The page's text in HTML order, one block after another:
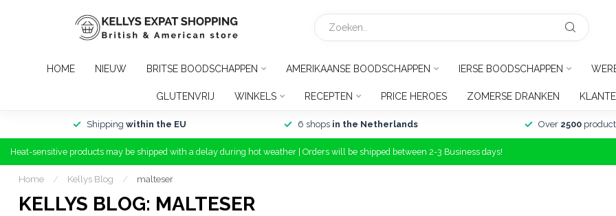
HOME NIEUW BRITSE BOODSCHAPPEN AMERIKAANSE BOODSCHAPPEN IERSE BOODSCHAPPEN
GLUTENVRIJ WINKELS RECEPTEN PRICE HEROES ZOMERSE DRANKEN
Shipping within the EU 6 shops in the Netherlands Over 2500
Heat-sensitive products may be shipped with a delay during hot weather | Orders will be shipped between 2-3 Business days!
Home / Kellys Blog / malteser
KELLYS BLOG: MALTESER